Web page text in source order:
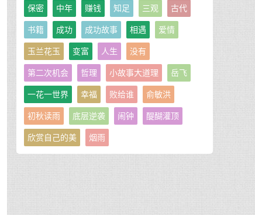
保密 中年 赚钱 知足 三观 古代
书籍 成功 成功故事 相遇 爱情
玉兰花玉 变富 人生 没有
第二次机会 哲理 小故事大道理 岳飞
一花一世界 幸福 败给谁 俞敏洪
初秋读雨 底层逆袭 闹钟 醍醐灌顶
欣赏自己的美 烟雨